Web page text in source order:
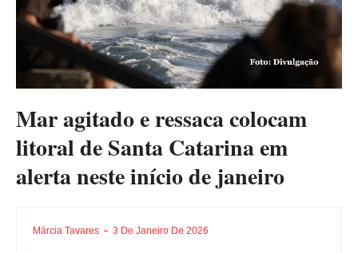
Mar agitado e ressaca colocam
litoral de Santa Catarina em
alerta neste início de janeiro
Márcia Tavares 3 De Janeiro De 2026